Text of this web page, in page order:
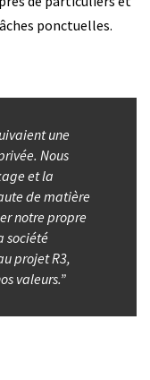
ponctuelles.
une
Nous
et la
de matière
notre propre
société
projet R3,
valeurs.”